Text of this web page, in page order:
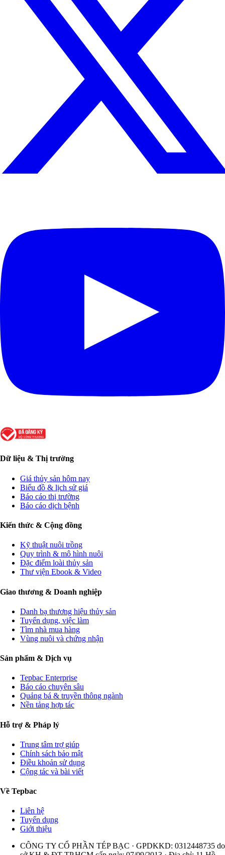
Dữ liệu & Thị trường
Giá thủy sản hôm nay
Biểu đồ & lịch sử giá
Báo cáo thị trường
Báo cáo dịch bệnh
Kiến thức & Cộng đồng
Kỹ thuật nuôi trồng
Quy trình & mô hình nuôi
Đặc điểm loài thủy sản
Thư viện Ebook & Video
Giao thương & Doanh nghiệp
Danh bạ thương hiệu thủy sản
Tuyển dụng, việc làm
Tìm nhà mua hàng
Vùng nuôi và chứng nhận
Sản phẩm & Dịch vụ
Tepbac Enterprise
Báo cáo chuyên sâu
Quảng bá & truyền thông ngành
Nền tảng hợp tác
Hỗ trợ & Pháp lý
Trung tâm trợ giúp
Chính sách bảo mật
Điều khoản sử dụng
Cộng tác và bài viết
Về Tepbac
Liên hệ
Tuyển dụng
Giới thiệu
CÔNG TY CỔ PHẦN TÉP BẠC · GPDKKD: 0312448735 do